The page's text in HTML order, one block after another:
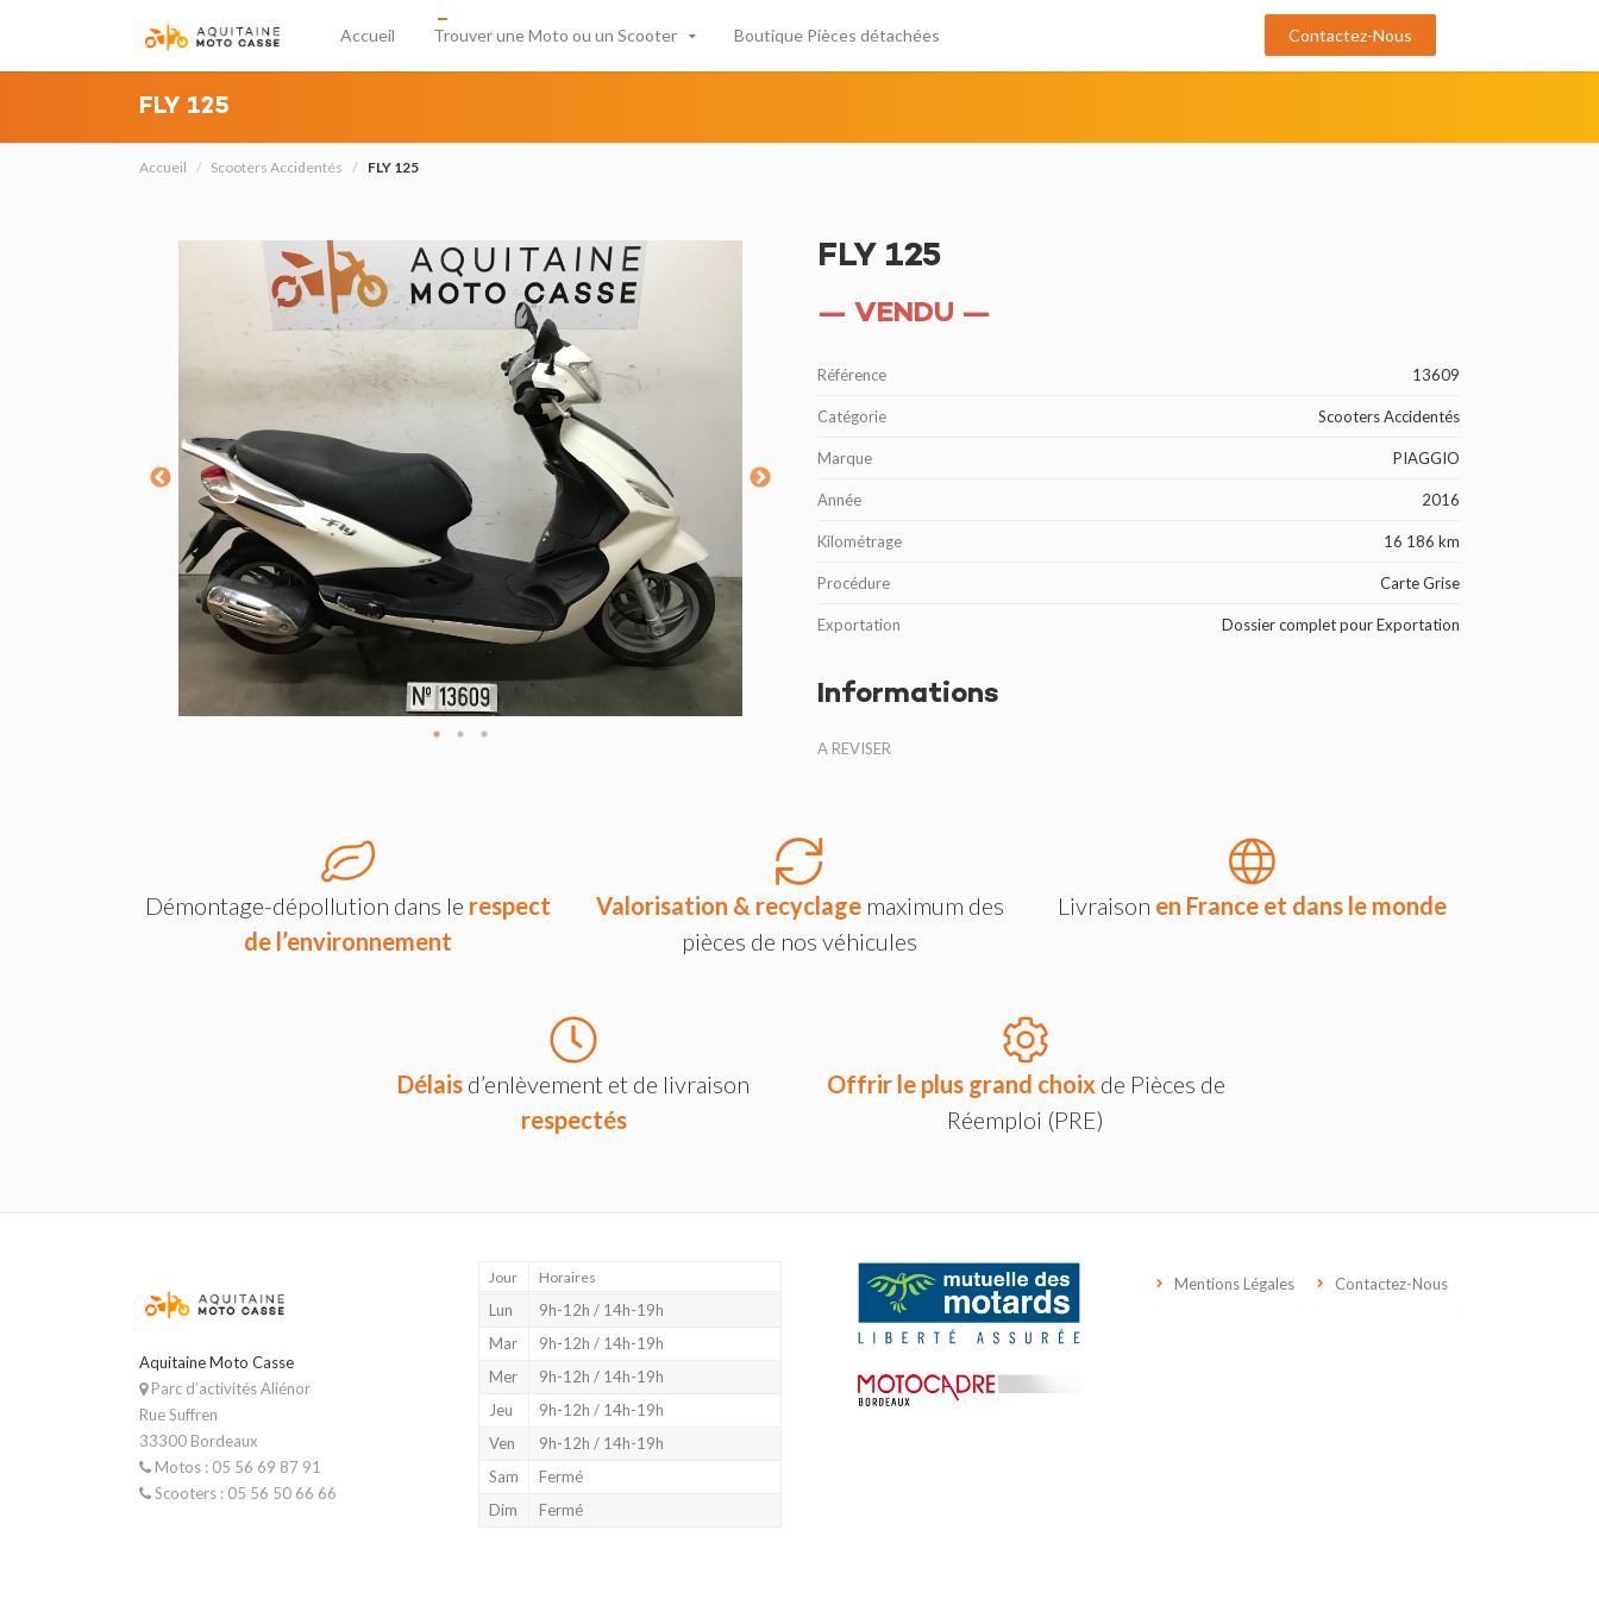
Accueil Trouver une Moto ou un Scooter Boutique Pièces détachées Contactez-Nous
FLY 125
Accueil Scooters Accidentés FLY 125
FLY 125
— VENDU —
Référence 13609
Catégorie Scooters Accidentés
Marque PIAGGIO
Année 2016
Kilométrage 16 186 km
Procédure Carte Grise
Exportation Dossier complet pour Exportation
Informations
A REVISER
Démontage-dépollution dans le respect
de l’environnement
Valorisation & recyclagemaximum des
pièces de nos véhicules
Livraison en France et dans le monde
Délais d’enlèvement et de livraison
respectés
Offrir le plus grand choixde Pièces de
Réemploi (PRE)
Aquitaine Moto Casse
Parc d’activités Aliénor
Rue Suffren
33300 Bordeaux
Motos : 05 56 69 87 91
Scooters : 05 56 50 66 66
Jour Horaires
Lun
9h-12h / 14h-19h
Mar
9h-12h / 14h-19h
Mer
9h-12h / 14h-19h
Jeu
9h-12h / 14h-19h
Ven
9h-12h / 14h-19h
Sam
Fermé
Dim
Fermé
Mentions Légales Contactez-Nous